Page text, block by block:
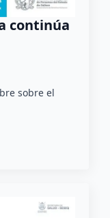
continúa
sobre el